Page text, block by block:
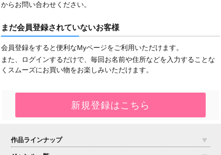
からお問い合わせください。
まだ会員登録されていないお客様
会員登録をすると便利なMyページをご利用いただけます。
また、ログインするだけで、毎回お名前や住所などを入力することな
くスムーズにお買い物をお楽しみいただけます。
作品ラインナップ